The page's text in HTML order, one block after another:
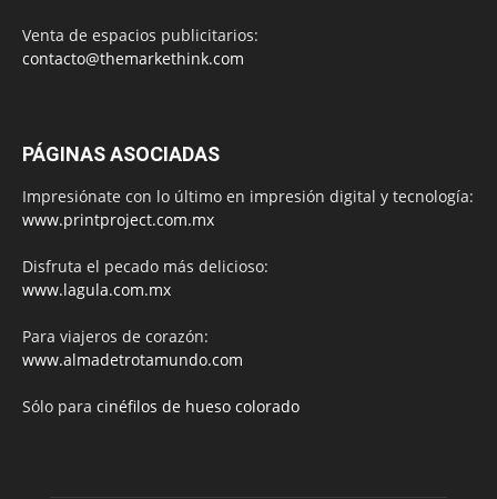
Venta de espacios publicitarios:
contacto@themarkethink.com
PÁGINAS ASOCIADAS
Impresiónate con lo último en impresión digital y tecnología:
www.printproject.com.mx
Disfruta el pecado más delicioso:
www.lagula.com.mx
Para viajeros de corazón:
www.almadetrotamundo.com
Sólo para cinéfilos de hueso colorado